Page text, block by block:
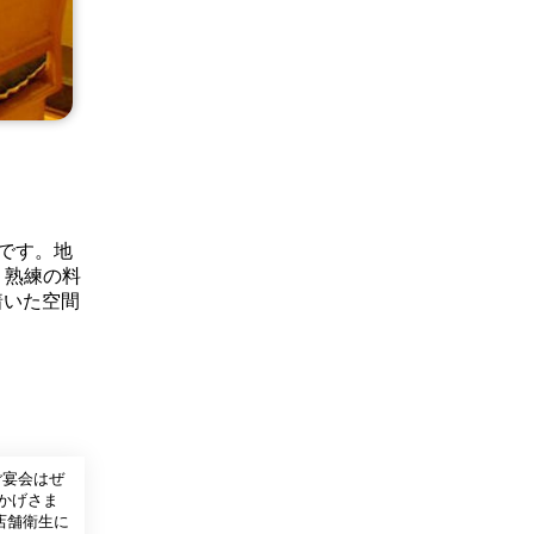
す。地
練の料
た空間
会はぜ
げさま
舗衛生に